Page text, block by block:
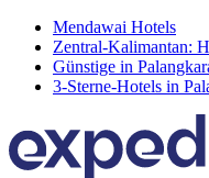
Mendawai Hotels
Zentral-Kalimantan:
Günstige in
3-Sterne-Hotels in